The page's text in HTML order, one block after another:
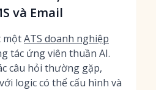
và Email
mộtATS doanh nghiệp
tác ứng viên thuần AI.
câu hỏi thường gặp,
logic có thể cấu hình và